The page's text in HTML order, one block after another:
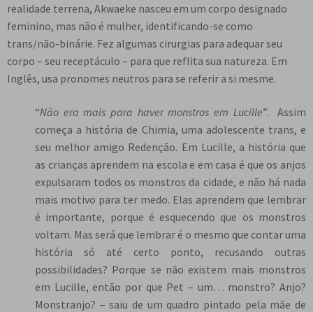
realidade terrena, Akwaeke nasceu em um corpo designado
feminino, mas não é mulher, identificando-se como
trans/não-binárie. Fez algumas cirurgias para adequar seu
corpo – seu receptáculo – para que reflita sua natureza. Em
Inglês, usa pronomes neutros para se referir a si mesme.
“Não era mais para haver monstros em Lucille”. Assim
começa a história de Chimia, uma adolescente trans, e
seu melhor amigo Redenção. Em Lucille, a história que
as crianças aprendem na escola e em casa é que os anjos
expulsaram todos os monstros da cidade, e não há nada
mais motivo para ter medo. Elas aprendem que lembrar
é importante, porque é esquecendo que os monstros
voltam. Mas será que lembrar é o mesmo que contar uma
história só até certo ponto, recusando outras
possibilidades? Porque se não existem mais monstros
em Lucille, então por que Pet – um… monstro? Anjo?
Monstranjo? – saiu de um quadro pintado pela mãe de